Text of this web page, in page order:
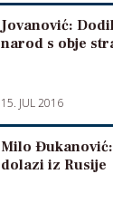
Jovanović:
narod s obje
15. JUL 2016
Milo
dolazi iz Rusije